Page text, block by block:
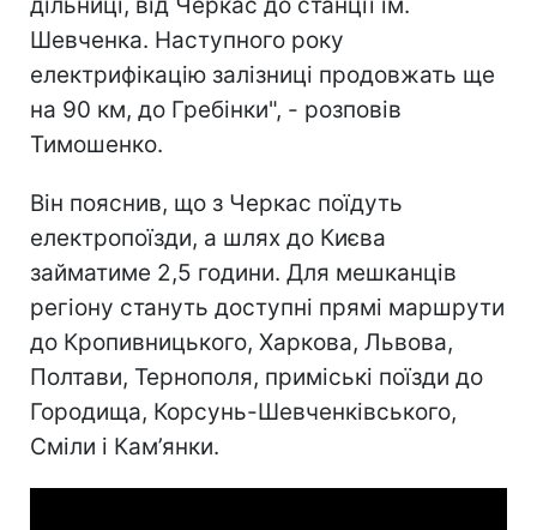
Шевченка. Наступного року
електрифікацію залізниці продовжать ще
на 90 км, до Гребінки", - розповів
Тимошенко.
Він пояснив, що з Черкас поїдуть
електропоїзди, а шлях до Києва
займатиме 2,5 години. Для мешканців
регіону стануть доступні прямі маршрути
до Кропивницького, Харкова, Львова,
Полтави, Тернополя, приміські поїзди до
Городища, Корсунь-Шевченківського,
Сміли і Кам’янки.